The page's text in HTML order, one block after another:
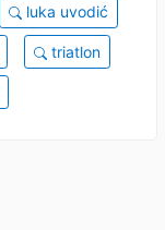
luka uvodić
triatlon